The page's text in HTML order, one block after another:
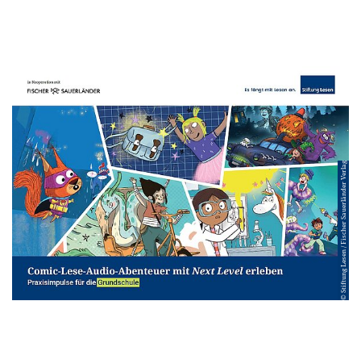
© Stiftung Lesen / Fischer Sauerländer Verlag